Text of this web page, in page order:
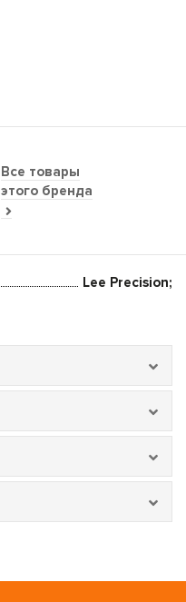
Все товары
этого бренда
Lee Precision;